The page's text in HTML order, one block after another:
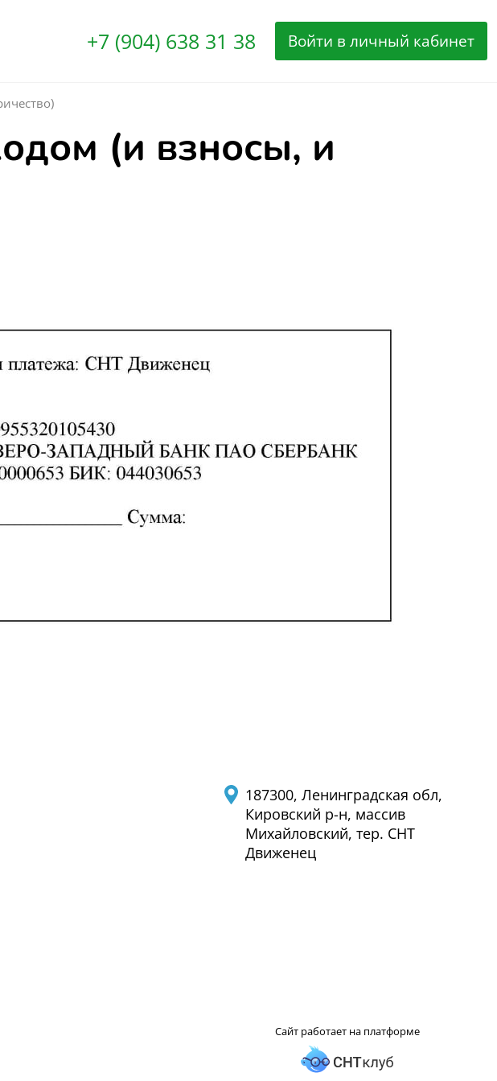
+7 (904) 638 31 38 Войти в личный кабинет
(и взносы, и
187300, Ленинградская обл,
Кировский р-н, массив
Михайловский, тер. СНТ
Движенец
Сайт работает на платформе